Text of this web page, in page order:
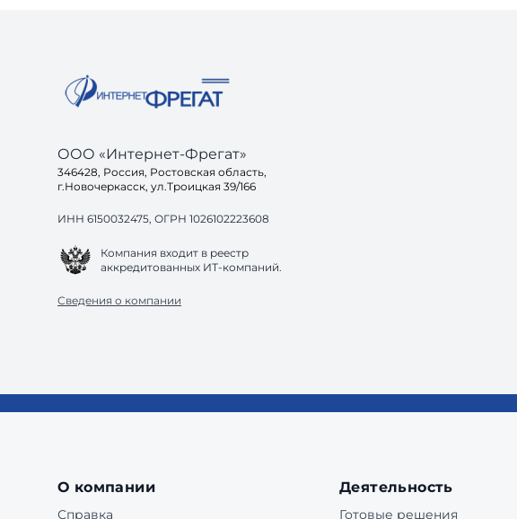
ООО «Интернет-Фрегат»
346428, Россия, Ростовская область,
г.Новочеркасск, ул.Троицкая 39/166
ИНН 6150032475, ОГРН 1026102223608
Компания входит в реестр
аккредитованных ИТ-компаний.
Сведения о компании
О компании
Справка
Деятельность
Готовые решения